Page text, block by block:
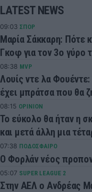
LATEST NEWS
09:03 ΣΠΟΡ
Μαρία Σάκκαρη: Πότε
Γκοφ για τον 3ο γύρο
08:38 MVP
Λουίς ντε λα
έχει μπράτσα που θα
08:15 OPINION
Το εύκολο θα ήταν η
και μετά άλλη μια
07:38 ΠΟΔΟΣΦΑΙΡΟ
Ο Φορλάν νέος
05:07 SUPER LEAGUE 2
Στην ΑΕΛ ο Ανδρέας